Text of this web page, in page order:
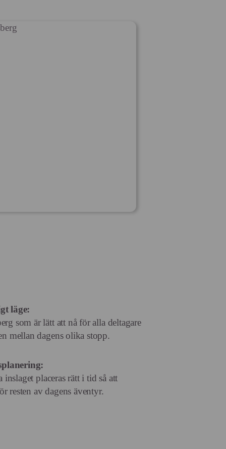
läge:
som är lätt att nå för alla deltagare
mellan dagens olika stopp.
placeras rätt i tid så att
resten av dagens äventyr.